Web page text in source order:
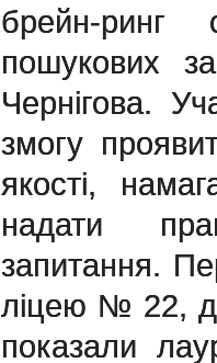
брейн-
пошукових
Чернігова.
змогу
якості,
надати
запитання.
ліцею № 22,
показали